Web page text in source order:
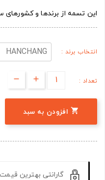
این تسمه از برندها و
انتخاب برند :
تعداد :
 افزودن به سبد
گارانتی بهترین